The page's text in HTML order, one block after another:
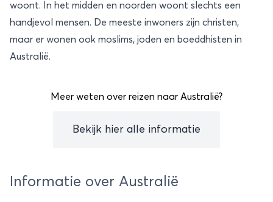
woont. In het midden en noorden woont slechts een
handjevol mensen. De meeste inwoners zijn christen,
maar er wonen ook moslims, joden en boeddhisten in
Australië.
Meer weten over reizen naar Australië?
Bekijk hier alle informatie
Informatie over Australië